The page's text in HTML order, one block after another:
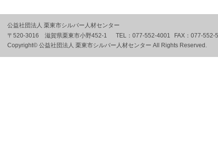
公益社団法人 栗東市シルバー人材センター
〒520-3016 滋賀県栗東市小野452-1
TEL： 077-552-4001 FAX： 077-552-
Copyright© 公益社団法人 栗東市シルバー人材センター All Rights Reserved.